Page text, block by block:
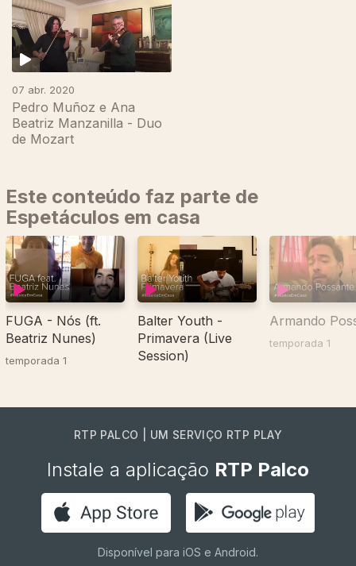
07 abr. 2020
Pedro Muñoz e Ana
Beatriz Manzanilla - Duo
de Mozart
Este conteúdo faz parte de
Espetáculos em casa
FUGA - Nós (ft.
Beatriz Nunes)
temporada 1
Balter Youth -
Primavera (Live
Session)
Armando
temporada 1
RTP PALCO | UM SERVIÇO RTP PLAY
Instale a aplicação RTP Palco
Disponível para iOS e Android.